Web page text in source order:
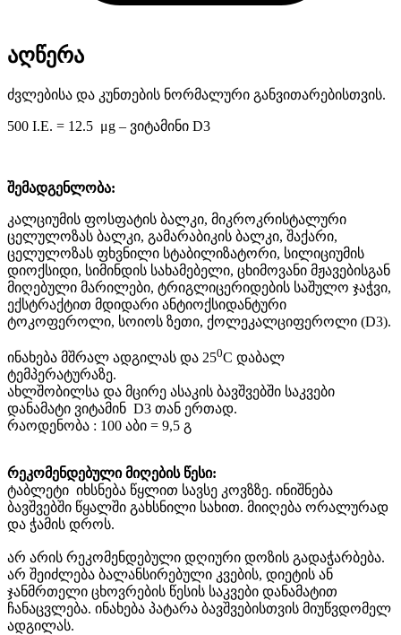
აღწერა
ძვლებისა და კუნთების ნორმალური განვითარებისთვის.
500 I.E. = 12.5 μg – ვიტამინი D3
შემადგენლობა:
კალციუმის ფოსფატის ბალკი, მიკროკრისტალური
ცელულოზას ბალკი, გამარაბიკის ბალკი, შაქარი,
ცელულოზას ფხვნილი სტაბილიზატორი, სილიციუმის
დიოქსიდი, სიმინდის სახამებელი, ცხიმოვანი მჟავებისგან
მიღებული მარილები, ტრიგლიცერიდების საშულო ჯაჭვი,
ექსტრაქტით მდიდარი ანტიოქსიდანტური
ტოკოფეროლი, სოიოს ზეთი, ქოლეკალციფეროლი (D3).
ინახება მშრალ ადგილას და 250C დაბალ
ტემპერატურაზე.
ახლშობილსა და მცირე ასაკის ბავშვებში საკვები
დანამატი ვიტამინ D3 თან ერთად.
რაოდენობა : 100 აბი = 9,5 გ
რეკომენდებული მიღების წესი:
ტაბლეტი იხსნება წყლით სავსე კოვზზე. ინიშნება
ბავშვებში წყალში გახსნილი სახით. მიიღება ორალურად
და ჭამის დროს.
არ არის რეკომენდებული დღიური დოზის გადაჭარბება.
არ შეიძლება ბალანსირებული კვების, დიეტის ან
ჯანმრთელი ცხოვრების წესის საკვები დანამატით
ჩანაცვლება. ინახება პატარა ბავშვებისთვის მიუწვდომელ
ადგილას.